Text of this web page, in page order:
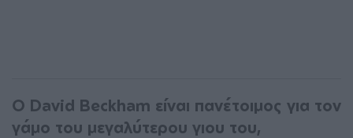
Ο David Beckham είναι πανέτοιμος για τον
γάμο του μεγαλύτερου γιου του,